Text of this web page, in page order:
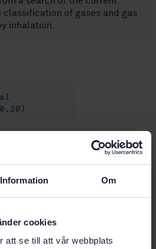
Information Om
cookies
att se till att vår webbplats
classification of gases and gas
inhalation.
EN ISO 10298:2020
for the selection of cylinder